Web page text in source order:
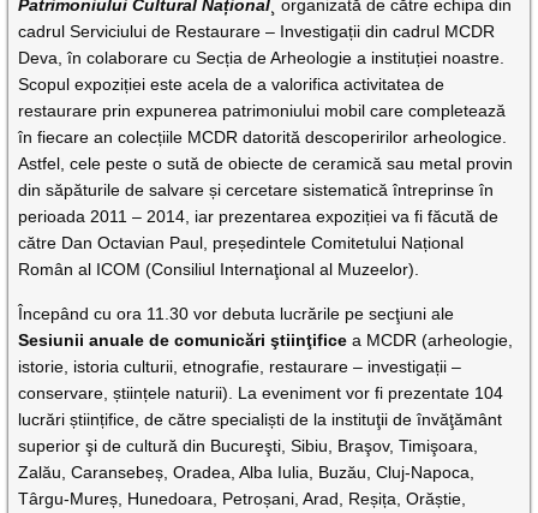
Patrimoniului Cultural Național ¸ organizată de către echipa din
cadrul Serviciului de Restaurare – Investigații din cadrul MCDR
Deva, în colaborare cu Secția de Arheologie a instituției noastre.
Scopul expoziției este acela de a valorifica activitatea de
restaurare prin expunerea patrimoniului mobil care completează
în fiecare an colecțiile MCDR datorită descoperirilor arheologice.
Astfel, cele peste o sută de obiecte de ceramică sau metal provin
din săpăturile de salvare și cercetare sistematică întreprinse în
perioada 2011 – 2014, iar prezentarea expoziției va fi făcută de
către Dan Octavian Paul, președintele Comitetului Național
Român al ICOM (Consiliul Internaţional al Muzeelor).
Începând cu ora 11.30 vor debuta lucrările pe secţiuni ale
Sesiunii anuale de comunicări ştiinţificea MCDR (arheologie,
istorie, istoria culturii, etnografie, restaurare – investigații –
conservare, științele naturii). La eveniment vor fi prezentate 104
lucrări științifice, de către specialiști de la instituţii de învăţământ
superior şi de cultură din Bucureşti, Sibiu, Braşov, Timişoara,
Zalău, Caransebeș, Oradea, Alba Iulia, Buzău, Cluj-Napoca,
Târgu-Mureș, Hunedoara, Petroșani, Arad, Reșița, Orăștie,